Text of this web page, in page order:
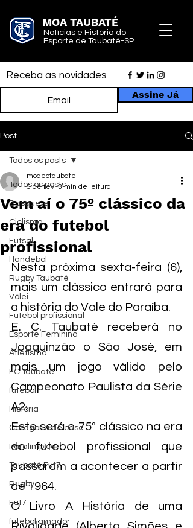
MOA TAUBATÉ
Notícias e História do
Esporte de Taubaté-SP
Receba as novidades
Assine Já
Post
Todos os posts
Basquete
Ciclismo
Futsal
Handebol
Rugby Taubaté
Vôlei
Futebol profissional
Esporte Feminino
Atletismo
EC Taubaté
futebol
História
Categoria de base
Paralímpico
Taubaté Fut7
Rugby
Fut7
futebol amador
Todos os posts
Vem aí o 75º clássico da
era do futebol
profissional
moaectaubate
5 de fev. 3 min de leitura
Nesta próxima sexta-feira (6),
mais um clássico entrará para
a história do Vale do Paraíba.
E. C. Taubaté receberá no
Joaquinzão o São José, em
mais um jogo válido pelo
Campeonato Paulista da Série
A2.
Este será o 75º clássico na era
do futebol profissional que
passaram a acontecer a partir
de 1964.
O Livro A História de uma